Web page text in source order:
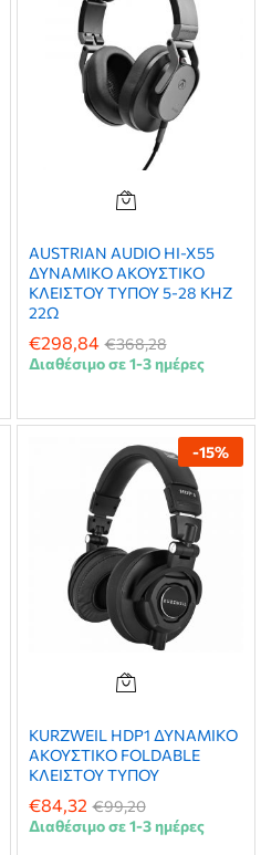
AUSTRIAN AUDIO HI-X55
ΔΥΝΑΜΙΚΟ ΑΚΟΥΣΤΙΚΟ
ΚΛΕΙΣΤΟΥ ΤΥΠΟΥ 5-28 ΚΗΖ
22Ω
€298,84 €368,28
Διαθέσιμο σε 1-3 ημέρες
-15%
KURZWEIL HDP1 ΔΥΝΑΜΙΚΟ
ΑΚΟΥΣΤΙΚΟ FOLDABLE
ΚΛΕΙΣΤΟΥ ΤΥΠΟΥ
€84,32 €99,20
Διαθέσιμο σε 1-3 ημέρες